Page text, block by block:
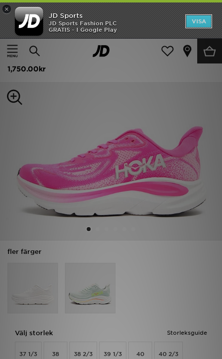
×
JD Sports
JD Sports Fashion PLC
GRATIS - I Google Play
VISA
Hem
Dam Damskor Sneakers
HOKA Clifton 10 Dam
1,750.00kr
fler färger
Storleksguide
Välj storlek
37 1/3 38 38 2/3 39 1/3 40 40 2/3
Hem
Rea
Dam
Bästsäljare
Sport
JD Blogg